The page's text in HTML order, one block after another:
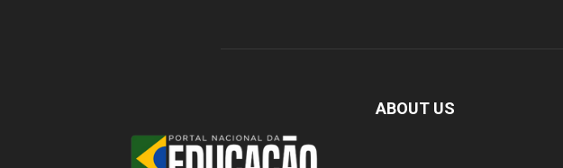
ABOUT US